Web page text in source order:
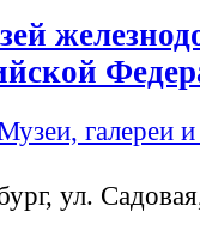
галереи
ул.